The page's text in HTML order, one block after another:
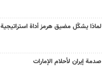
لماذا يشكّل مضيق هرمز أداة استراتيجية
صدمة إيران لأحلام الإمارات